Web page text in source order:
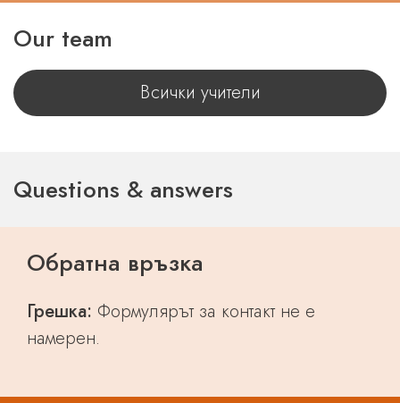
Our team
Всички учители
Questions & answers
Обратна връзка
Грешка: Формулярът за контакт не е
намерен.